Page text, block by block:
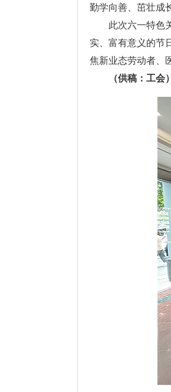
勤学向善、茁壮成
此次六一特色关
实、富有意义的节
焦新业态劳动者、
（供稿：工会